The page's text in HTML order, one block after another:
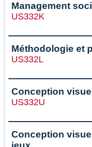
Management
US332K
Méthodologie et
US332L
Conception
US332U
Conception